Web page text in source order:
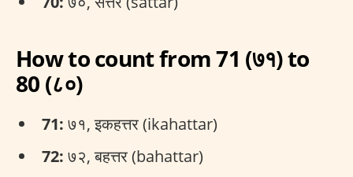
How to count from 71 (७१) to
80 (८०)
71: ७१, इकहत्तर (ikahattar)
72: ७२, बहत्तर (bahattar)